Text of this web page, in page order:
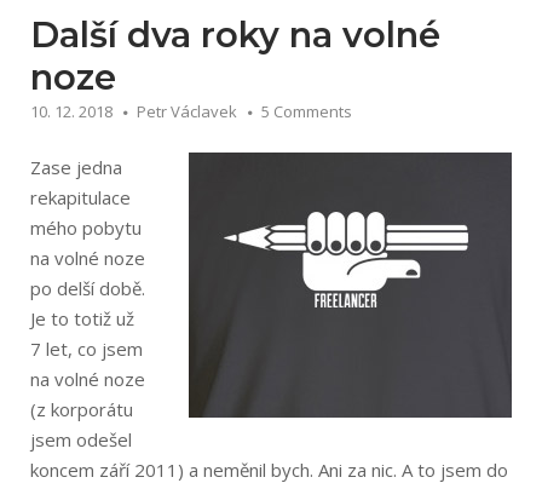
Další dva roky na volné
noze
10. 12. 2018 Petr Václavek 5 Comments
Zase jedna
rekapitulace
mého pobytu
na volné noze
po delší době.
Je to totiž už
7 let, co jsem
na volné noze
(z korporátu
jsem odešel
koncem září 2011) a neměnil bych. Ani za nic. A to jsem do